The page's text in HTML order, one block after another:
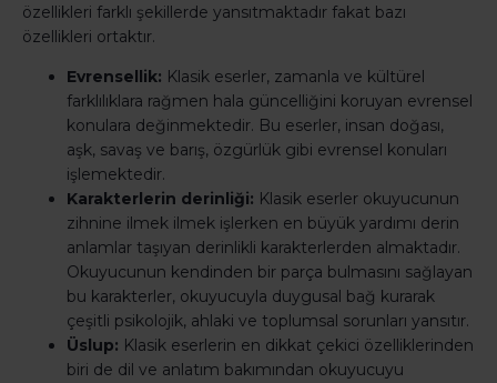
özellikleri farklı şekillerde yansıtmaktadır fakat bazı
özellikleri ortaktır.
Evrensellik: Klasik eserler, zamanla ve kültürel
farklılıklara rağmen hala güncelliğini koruyan evrensel
konulara değinmektedir. Bu eserler, insan doğası,
aşk, savaş ve barış, özgürlük gibi evrensel konuları
işlemektedir.
Karakterlerin derinliği: Klasik eserler okuyucunun
zihnine ilmek ilmek işlerken en büyük yardımı derin
anlamlar taşıyan derinlikli karakterlerden almaktadır.
Okuyucunun kendinden bir parça bulmasını sağlayan
bu karakterler, okuyucuyla duygusal bağ kurarak
çeşitli psikolojik, ahlaki ve toplumsal sorunları yansıtır.
Üslup: Klasik eserlerin en dikkat çekici özelliklerinden
biri de dil ve anlatım bakımından okuyucuyu